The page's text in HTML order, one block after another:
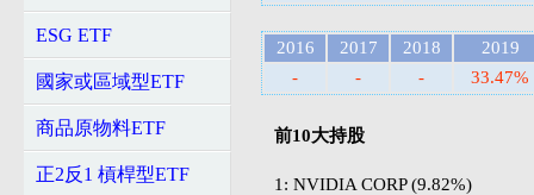
ESG ETF
國家或區域型ETF
商品原物料ETF
正2反1 槓桿型ETF
2016 2017 2018
2019
-
- - 33.47%
前10大持股
1: NVIDIA CORP (9.82%)